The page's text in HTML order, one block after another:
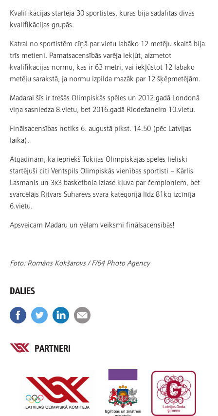
Kvalifikācijas startēja 30 sportistes, kuras bija sadalītas divās
kvalifikācijas grupās.
Katrai no sportistēm cīņā par vietu labāko 12 metēju skaitā bija
trīs metieni. Pamatsacensībās varēja iekļūt, aizmetot
kvalifikācijas normu, kas ir 63 metri, vai iekļūstot 12 labāko
metēju sarakstā, ja normu izpilda mazāk par 12 šķēpmetējām.
Madarai šīs ir trešās Olimpiskās spēles un 2012.gadā Londonā
viņa sasniedza 8.vietu, bet 2016.gadā Riodežaneiro 10.vietu.
Finālsacensības notiks 6. augustā plkst. 14.50 (pēc Latvijas
laika).
Atgādinām, ka iepriekš Tokijas Olimpiskajās spēlēs lieliski
startējuši citi Ventspils Olimpiskās vienības sportisti – Kārlis
Lasmanis un 3x3 basketbola izlase kļuva par čempioniem, bet
svarcēlājs Ritvars Suharevs svara kategorijā līdz 81kg izcīnīja
6.vietu.
Apsveicam Madaru un vēlam veiksmi finālsacensībās!
Foto: Romāns Kokšarovs / F/64 Photo Agency
DALIES
PARTNERI